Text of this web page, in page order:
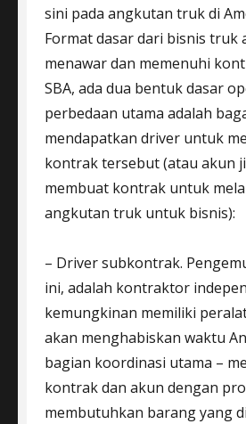
sini pada angkutan truk di
Format dasar dari bisnis truk
menawar dan memenuhi
SBA, ada dua bentuk dasar
perbedaan utama adalah
mendapatkan driver untuk
kontrak tersebut (atau akun
membuat kontrak untuk
angkutan truk untuk bisnis):
– Driver subkontrak.
ini, adalah kontraktor
kemungkinan memiliki
akan menghabiskan waktu
bagian koordinasi utama –
kontrak dan akun dengan
membutuhkan barang yang